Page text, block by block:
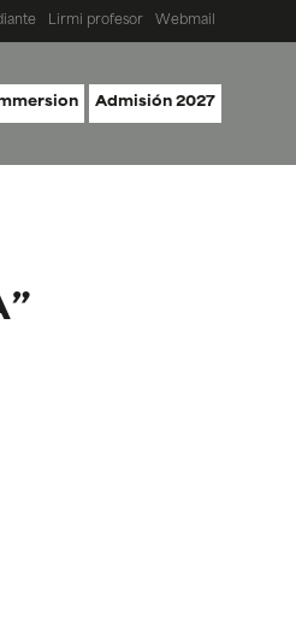
Lirmi profesor Webmail
Admisión 2027